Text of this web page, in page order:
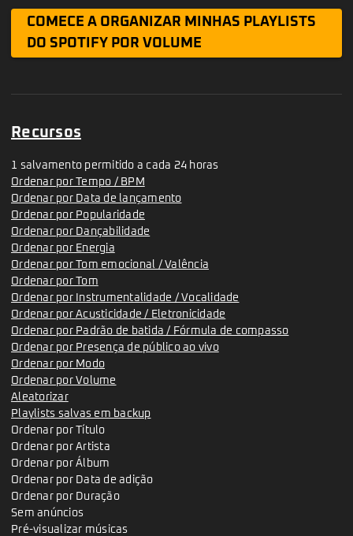
COMECE A ORGANIZAR MINHAS PLAYLISTS
DO SPOTIFY POR VOLUME
Recursos
1 salvamento permitido a cada 24 horas
Ordenar por Tempo / BPM
Ordenar por Data de lançamento
Ordenar por Popularidade
Ordenar por Dançabilidade
Ordenar por Energia
Ordenar por Tom emocional / Valência
Ordenar por Tom
Ordenar por Instrumentalidade / Vocalidade
Ordenar por Acusticidade / Eletronicidade
Ordenar por Padrão de batida / Fórmula de compasso
Ordenar por Presença de público ao vivo
Ordenar por Modo
Ordenar por Volume
Aleatorizar
Playlists salvas em backup
Ordenar por Título
Ordenar por Artista
Ordenar por Álbum
Ordenar por Data de adição
Ordenar por Duração
Sem anúncios
Pré-visualizar músicas